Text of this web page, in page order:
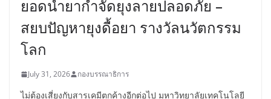
ยอดน้ำยากำจัดยุงลายปลอดภัย –
สยบปัญหายุงดื้อยา รางวัลนวัตกรรม
โลก
July 31, 2026 กองบรรณาธิการ
ไม่ต้องเสี่ยงกับสารเคมีตกค้างอีกต่อไป มหาวิทยาลัยเทคโนโลยี